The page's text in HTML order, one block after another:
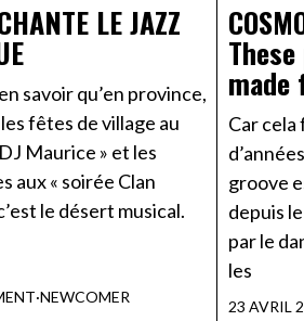
LE JAZZ
savoir qu’en province,
fêtes de village au
Maurice » et les
aux « soirée Clan
le désert musical.
·NEWCOMER
made
Car
groove
depuis
par le
les
23 AVRIL